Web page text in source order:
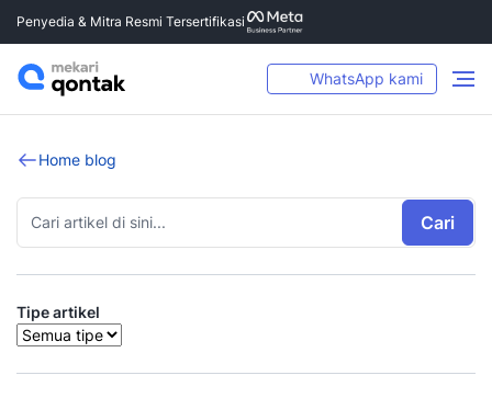
Penyedia & Mitra Resmi Tersertifikasi
WhatsApp kami
Home blog
Cari
Tipe artikel